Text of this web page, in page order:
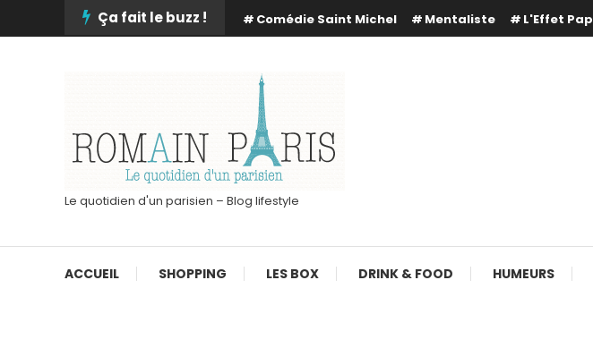
To
Ça fait le buzz ! Comédie Saint Michel Mentaliste L'Effet
Le quotidien d'un parisien – Blog lifestyle
ACCUEIL SHOPPING LES BOX DRINK & FOOD HUMEURS